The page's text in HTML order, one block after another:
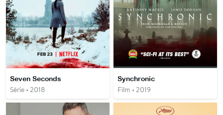
Seven Seconds
Série • 2018
Synchronic
Film • 2019